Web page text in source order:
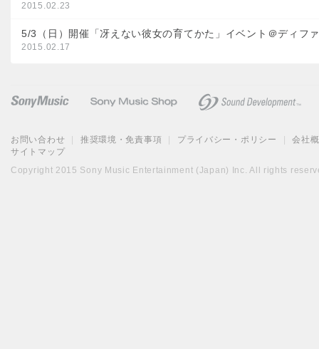
2015.02.23
5/3（日）開催「冴えない彼女の育てかた」イベント＠ディフ
2015.02.17
お問い合わせ 推奨環境・免責事項 プライバシー・ポリシー
会社
サイトマップ
Copyright 2015 Sony Music Entertainment (Japan) Inc. All rights